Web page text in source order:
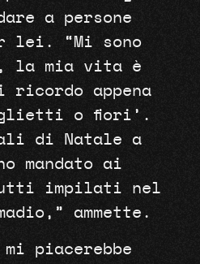
a persone
lei. “Mi sono
la mia vita è
ricordo appena
o fiori’.
di Natale a
mandato ai
impilati nel
ammette.
mi piacerebbe